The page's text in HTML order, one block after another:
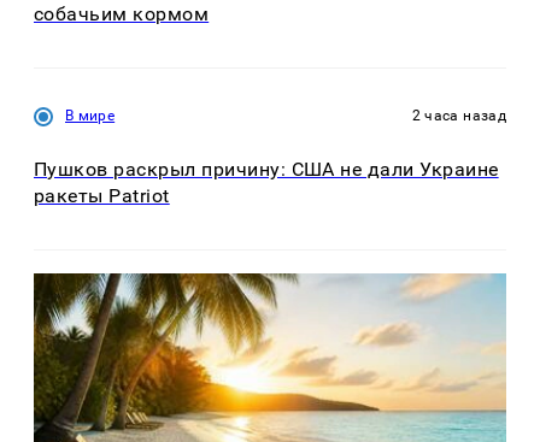
собачьим кормом
В мире 2 часа назад
Пушков раскрыл причину: США не дали Украине
ракеты Patriot